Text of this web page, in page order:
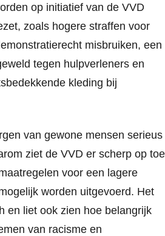
op initiatief van de VVD
zoals hogere straffen voor
misbruiken, een
tegen hulpverleners en
kleding bij
van gewone mensen serieus
ziet de VVD er scherp op toe
voor een lagere
worden uitgevoerd. Het
en liet ook zien hoe belangrijk
van racisme en